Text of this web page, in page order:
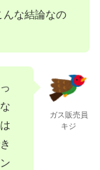
んな結論なの
ガス販売員
キジ